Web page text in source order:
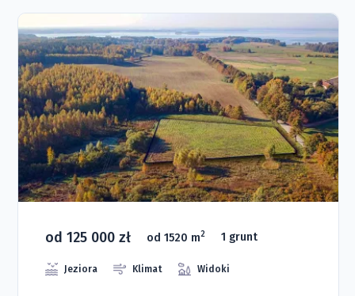
od 125 000 zł od 1520 m2 1 grunt
Jeziora Klimat Widoki